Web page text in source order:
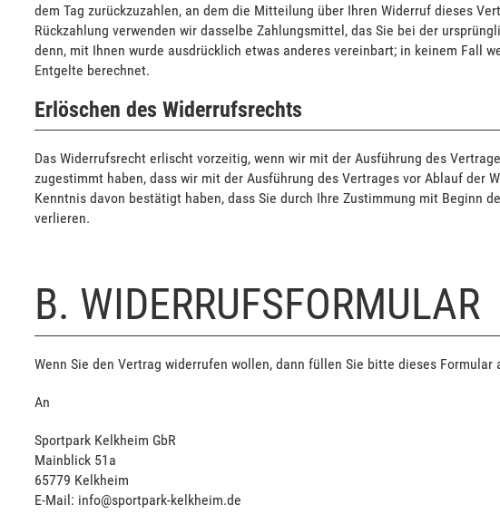
dem Tag zurückzuzahlen, an dem die Mitteilung über Ihren Widerruf dieses
Rückzahlung verwenden wir dasselbe Zahlungsmittel, das Sie bei der
denn, mit Ihnen wurde ausdrücklich etwas anderes vereinbart; in keinem Fall
Entgelte berechnet.
Erlöschen des Widerrufsrechts
Das Widerrufsrecht erlischt vorzeitig, wenn wir mit der Ausführung des
zugestimmt haben, dass wir mit der Ausführung des Vertrages vor Ablauf der
Kenntnis davon bestätigt haben, dass Sie durch Ihre Zustimmung mit Beginn
verlieren.
B. WIDERRUFSFORMULAR
Wenn Sie den Vertrag widerrufen wollen, dann füllen Sie bitte dieses Formular
An
Sportpark Kelkheim GbR
Mainblick 51a
65779 Kelkheim
E-Mail: info@sportpark-kelkheim.de